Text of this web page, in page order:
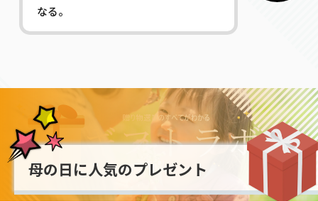
なる。
母の日に人気のプレゼント